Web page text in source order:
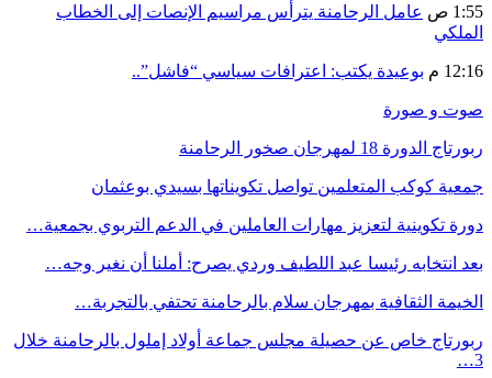
1:55 ص
عامل الرحامنة يترأس مراسيم الإنصات إلى الخطاب
الملكي
12:16 م بوعيدة يكتب: اعترافات سياسي “فاشل”..
صوت و صورة
ربورتاج الدورة 18 لمهرجان صخور الرحامنة
جمعية كوكب المتعلمين تواصل تكويناتها بسيدي بوعثمان
دورة تكوينية لتعزيز مهارات العاملين في الدعم التربوي بجمعية…
بعد انتخابه رئيسا عبد اللطيف وردي يصرح: أملنا أن نغير وجه…
الخيمة الثقافية بمهرجان سلام بالرحامنة تحتفي بالتجربة…
ربورتاج خاص عن حصيلة مجلس جماعة أولاد إملول بالرحامنة خلال
3…